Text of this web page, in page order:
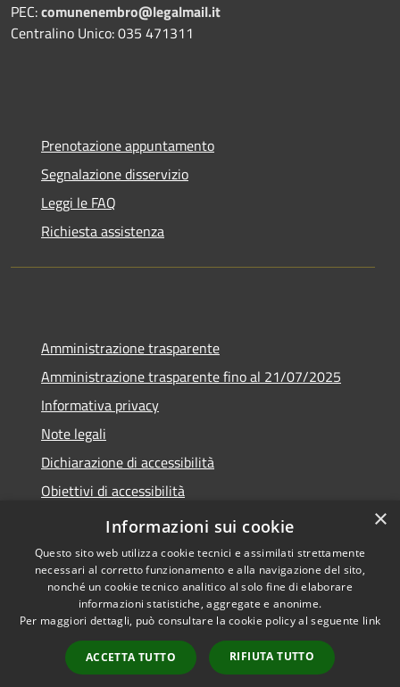
PEC:comunenembro@legalmail.it
Centralino Unico: 035 471311
Prenotazione appuntamento
Segnalazione disservizio
Leggi le FAQ
Richiesta assistenza
Amministrazione trasparente
Amministrazione trasparente fino al 21/07/2025
Informativa privacy
Note legali
Dichiarazione di accessibilità
Obiettivi di accessibilità
Piano di miglioramento
Accessibilità
Copyright © 2026 • Comune di
Nembro • Powered by
Municipium•
Accesso
redazione
×
Informazioni sui cookie
Questo sito web utilizza cookie tecnici e assimilati strettamente
necessari al corretto funzionamento e alla navigazione del sito,
nonché un cookie tecnico analitico al solo fine di elaborare
informazioni statistiche, aggregate e anonime.
Per maggiori dettagli, può consultare la cookie policy al seguente link
ACCETTA TUTTO RIFIUTA TUTTO